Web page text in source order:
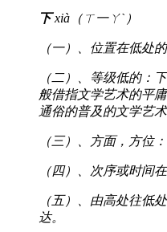
下xià（ㄒ一ㄚˋ）
（一）、位置在低处
（二）、等级低的：
般借指文学艺术的平
通俗的普及的文学艺
（三）、方面，方位
（四）、次序或时间
（五）、由高处往低
达。